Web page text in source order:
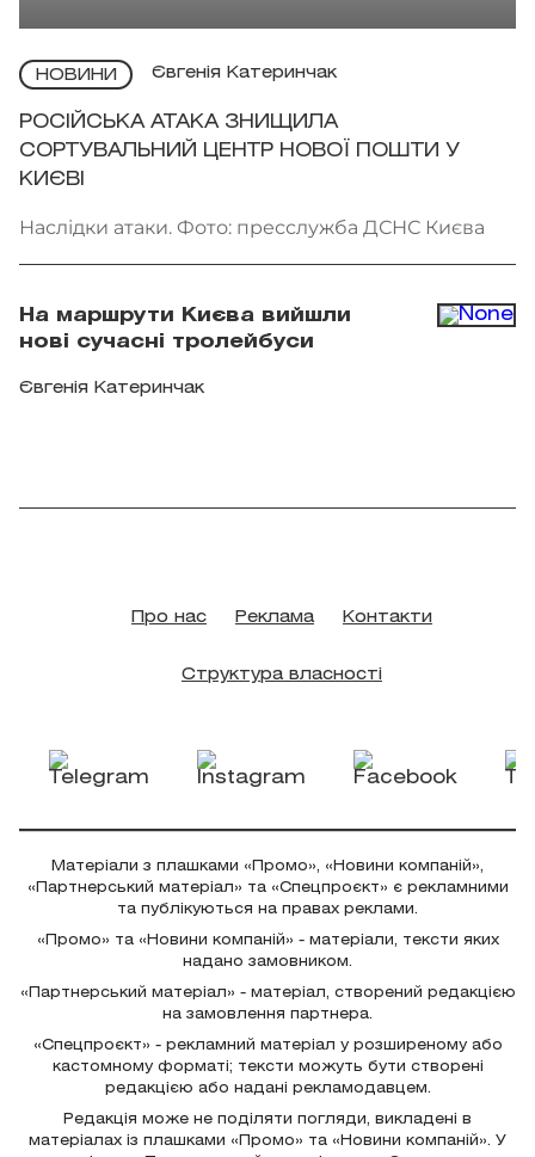
НОВИНИ Євгенія Катеринчак
РОСІЙСЬКА АТАКА ЗНИЩИЛА
СОРТУВАЛЬНИЙ ЦЕНТР НОВОЇ ПОШТИ У
КИЄВІ
Наслідки атаки. Фото: пресслужба ДСНС Києва
На маршрути Києва вийшли
нові сучасні тролейбуси
Євгенія Катеринчак
Про нас Реклама Контакти
Структура власності
Матеріали з плашками «Промо», «Новини компаній»,
«Партнерський матеріал» та «Спецпроєкт» є рекламними
та публікуються на правах реклами.
«Промо» та «Новини компаній» - матеріали, тексти яких
надано замовником.
«Партнерський матеріал» - матеріал, створений редакцією
на замовлення партнера.
«Спецпроєкт» - рекламний матеріал у розширеному або
кастомному форматі; тексти можуть бути створені
редакцією або надані рекламодавцем.
Редакція може не поділяти погляди, викладені в
матеріалах із плашками «Промо» та «Новини компаній». У